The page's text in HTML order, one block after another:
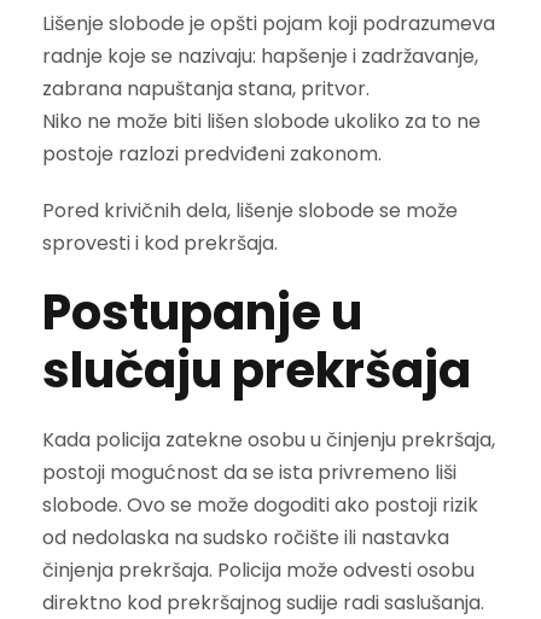
Lišenje slobode je opšti pojam koji podrazumeva
radnje koje se nazivaju: hapšenje i zadržavanje,
zabrana napuštanja stana, pritvor.
Niko ne može biti lišen slobode ukoliko za to ne
postoje razlozi predviđeni zakonom.
Pored krivičnih dela, lišenje slobode se može
sprovesti i kod prekršaja.
Postupanje u
slučaju prekršaja
Kada policija zatekne osobu u činjenju prekršaja,
postoji mogućnost da se ista privremeno liši
slobode. Ovo se može dogoditi ako postoji rizik
od nedolaska na sudsko ročište ili nastavka
činjenja prekršaja. Policija može odvesti osobu
direktno kod prekršajnog sudije radi saslušanja.